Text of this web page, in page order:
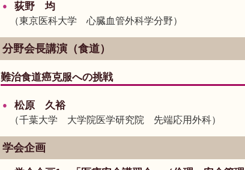
荻野 均
（東京医科大学 心臓血管外科学分野）
分野会長講演（食道）
難治食道癌克服への挑戦
松原 久裕
（千葉大学 大学院医学研究院 先端応用外科）
学会企画